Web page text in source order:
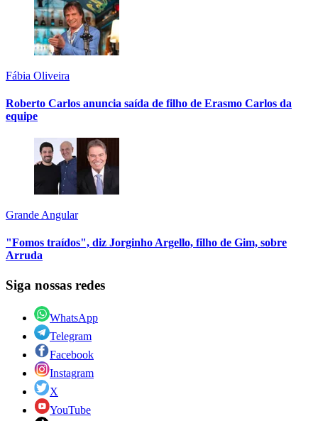
Fábia Oliveira
Roberto Carlos anuncia saída de filho de Erasmo Carlos da
equipe
Grande Angular
"Fomos traídos", diz Jorginho Argello, filho de Gim, sobre
Arruda
Siga nossas redes
WhatsApp
Telegram
Facebook
Instagram
X
YouTube